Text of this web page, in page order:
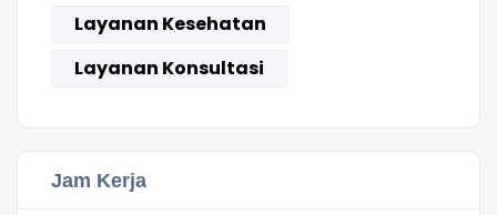
Layanan Kesehatan
Layanan Konsultasi
Jam Kerja